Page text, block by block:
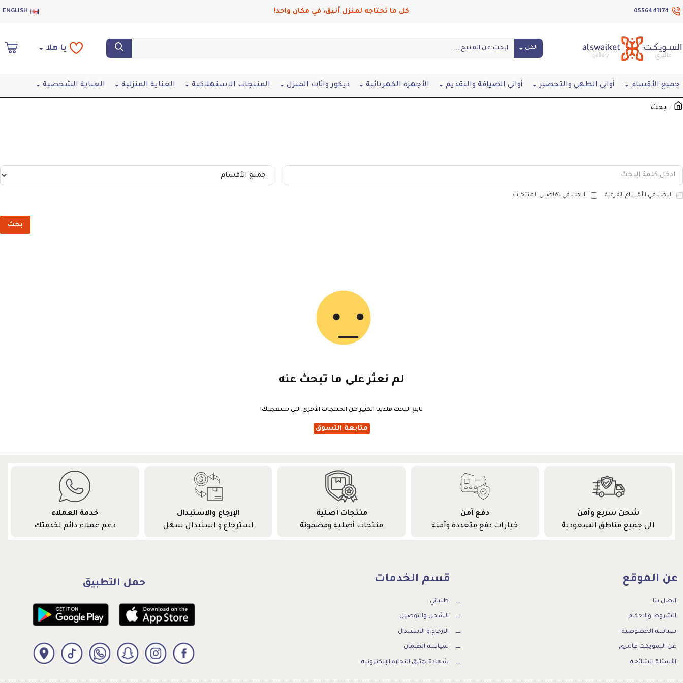
0556441174 كل ما تحتاجه لمنزل أنيق، في مكان واحد! ENGLISH
الكل يا هلا
جميع الأقسام أواني الطهي والتحضير أواني الضيافة والتقديم الأجهزة الكهربائية ديكور واثاث المنزل المنتجات الاستهلاكية العناية المنزلية العناية الشخصية
بحث
البحث في الأقسام الفرعية البحث في تفاصيل المنتجات
بحث
لم نعثر على ما تبحث عنه
تابع البحث فلدينا الكثير من المنتجات الأخرى التي ستعجبك!
متابعة التسوق
شحن سريع وآمن
الى جميع مناطق السعودية
دفع آمن
خيارات دفع متعددة وآمنة
منتجات أصلية
منتجات أصلية ومضمونة
الإرجاع والاستبدال
استرجاع و استبدال سهل
خدمة العملاء
دعم عملاء دائم لخدمتك
عن الموقع
اتصل بنا
الشروط والاحكام
سياسة الخصوصية
عن السويكت غاليري
الأسئلة الشائعة
قسم الخدمات
طلباتي
الشحن والتوصيل
الارجاع و الاستبدال
سياسة الضمان
شهادة توثيق التجارة الإلكترونية
حمل التطبيق